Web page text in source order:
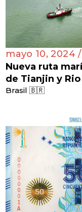
mayo 10, 2024 /
Nueva ruta
de Tianjin y
Brasil 🇧🇷